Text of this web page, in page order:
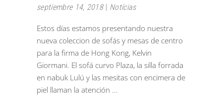
septiembre 14, 2018
Notícias
Estos días estamos presentando nuestra
nueva coleccion de sofás y mesas de centro
para la firma de Hong Kong, Kelvin
Giormani. El sofá curvo Plaza, la silla forrada
en nabuk Lulú y las mesitas con encimera de
piel llaman la atención